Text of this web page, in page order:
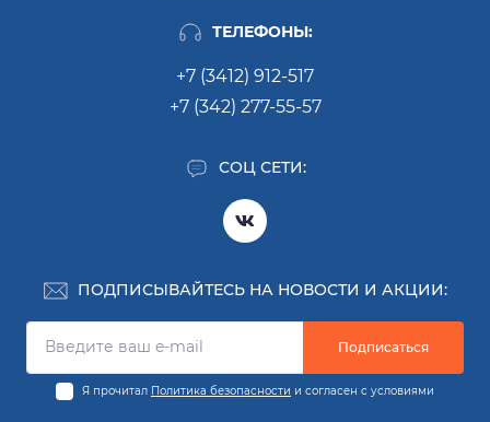
ТЕЛЕФОНЫ:
+7 (3412) 912-517
+7 (342) 277-55-57
СОЦ СЕТИ:
ПОДПИСЫВАЙТЕСЬ НА НОВОСТИ И АКЦИИ:
Подписаться
Я прочитал Политика безопасности и согласен с условиями